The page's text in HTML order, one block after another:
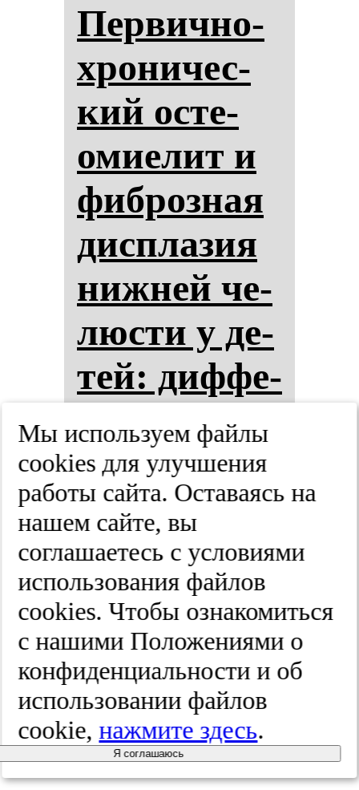
Пер­вич­но-
хро­ни­чес­
кий ос­те­
омиелит и
фиб­роз­ная
дис­пла­зия
ниж­ней че­
люс­ти у де­
тей: диф­фе­
рен­ци­аль­
ная ди­аг­
нос­ти­ка и
ле­че­ние.
Сто­ма­то­
ло­гия.
2025;(4):41-48
Мы используем файлы
cооkies для улучшения
работы сайта. Оставаясь на
нашем сайте, вы
соглашаетесь с условиями
использования файлов
cооkies. Чтобы ознакомиться
с нашими Положениями о
конфиденциальности и об
использовании файлов
cookie,нажмите здесь.
Я соглашаюсь